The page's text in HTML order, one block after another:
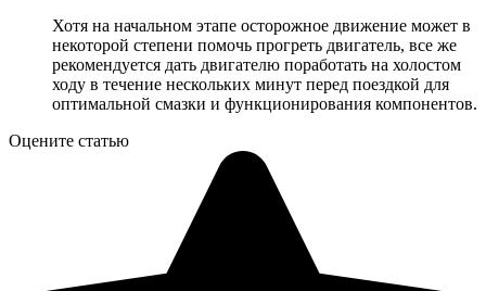
Хотя на начальном этапе осторожное движение может в
некоторой степени помочь прогреть двигатель, все же
рекомендуется дать двигателю поработать на холостом
ходу в течение нескольких минут перед поездкой для
оптимальной смазки и функционирования компонентов.
Оцените статью